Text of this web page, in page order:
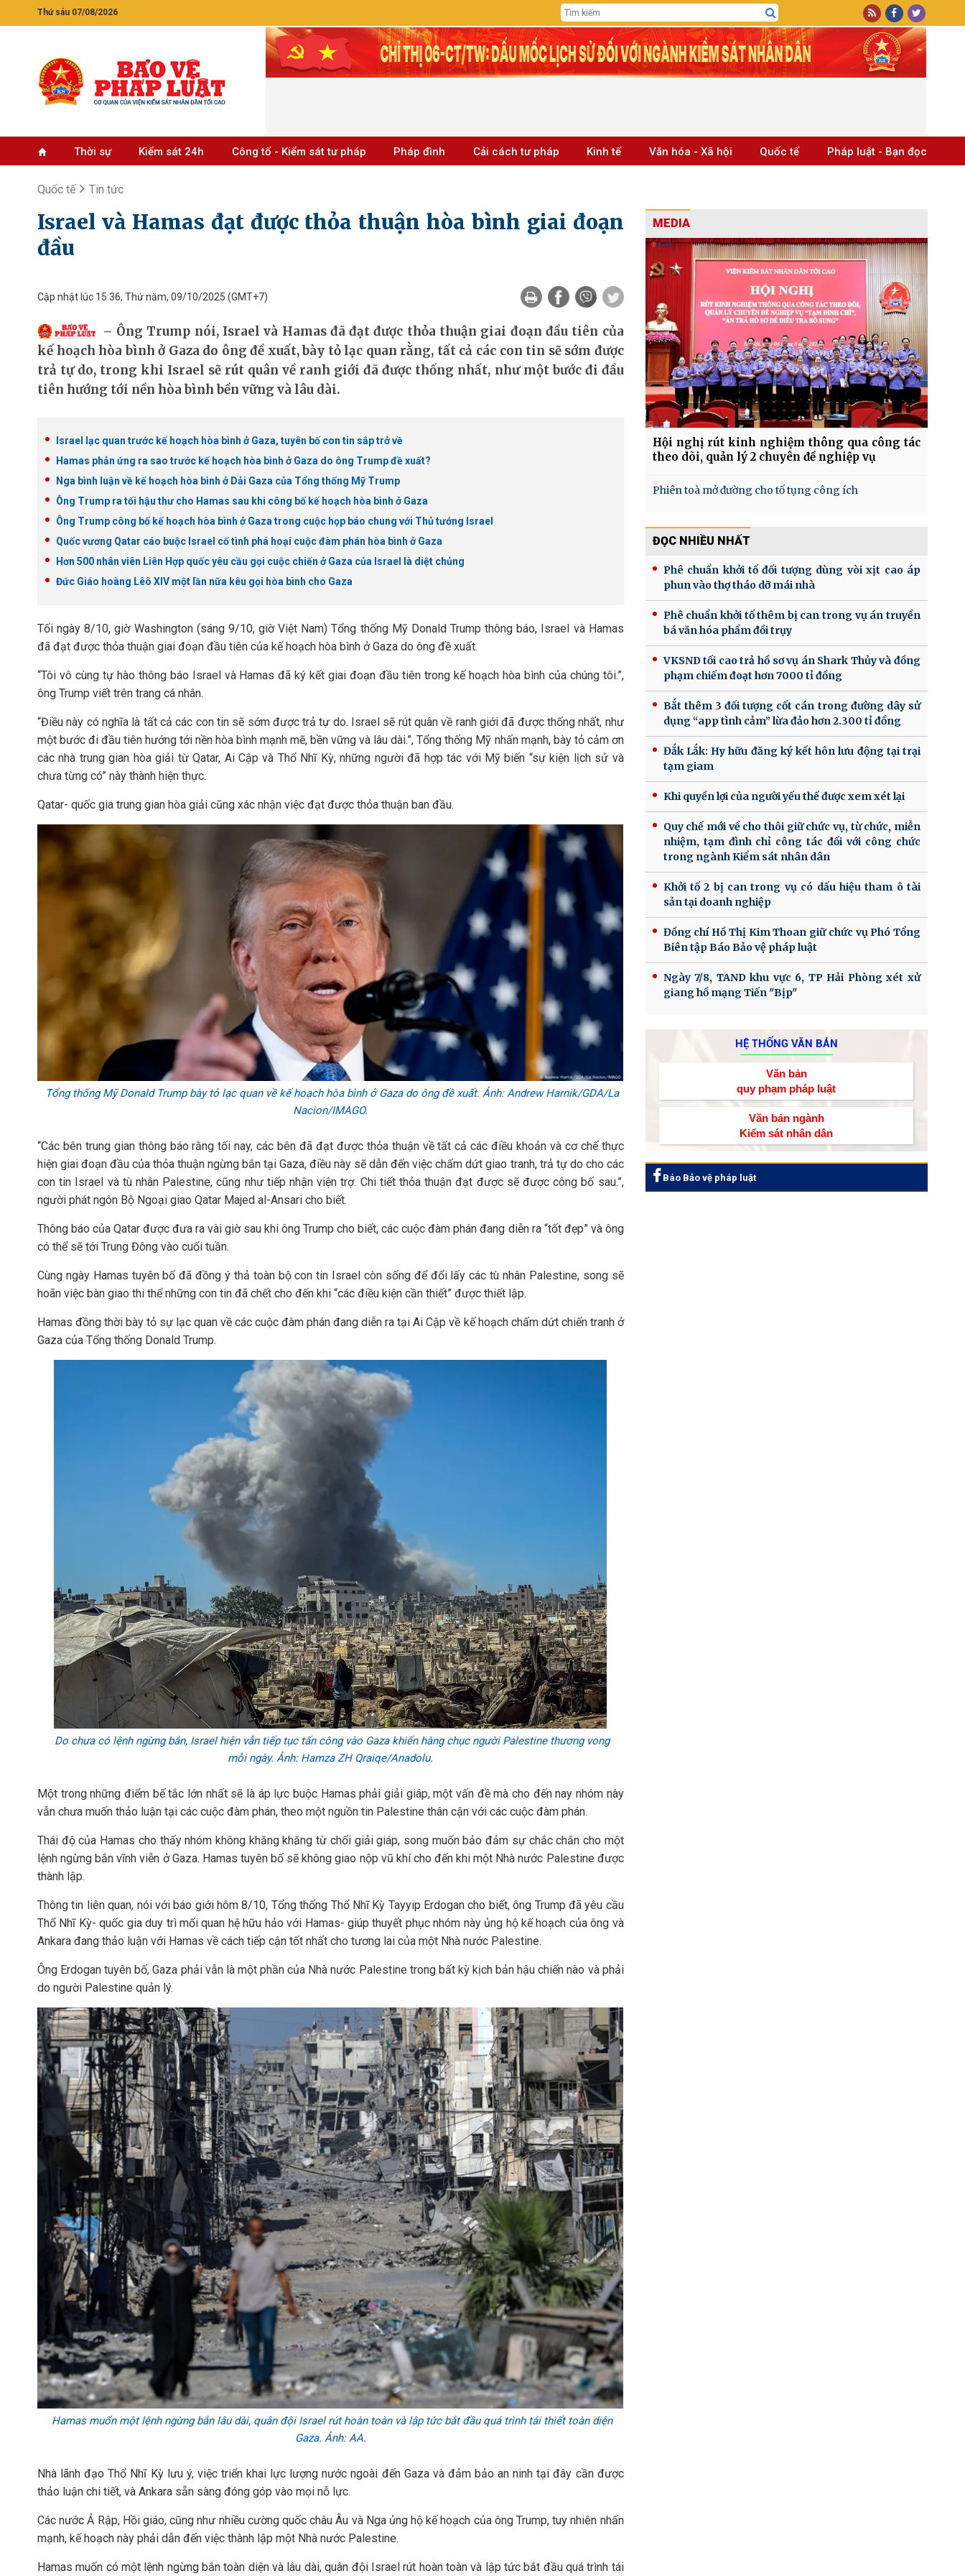
Thứ sáu 07/08/2026
Thời sự Kiểm sát 24h Công tố - Kiểm sát tư pháp Pháp đình Cải cách tư pháp Kinh tế Văn hóa - Xã hội Quốc tế Pháp luật - Bạn đọc
Quốc tế Tin tức
Israel và Hamas đạt được thỏa thuận hòa bình giai đoạn
đầu
Cập nhật lúc 15:36, Thứ năm, 09/10/2025 (GMT+7)
Ông Trump nói, Israel và Hamas đã đạt được thỏa thuận giai đoạn đầu tiên của
kế hoạch hòa bình ở Gaza do ông đề xuất, bày tỏ lạc quan rằng, tất cả các con tin sẽ sớm được
trả tự do, trong khi Israel sẽ rút quân về ranh giới đã được thống nhất, như một bước đi đầu
tiên hướng tới nền hòa bình bền vững và lâu dài.
Israel lạc quan trước kế hoạch hòa bình ở Gaza, tuyên bố con tin sắp trở về
Hamas phản ứng ra sao trước kế hoạch hòa bình ở Gaza do ông Trump đề xuất?
Nga bình luận về kế hoạch hòa bình ở Dải Gaza của Tổng thống Mỹ Trump
Ông Trump ra tối hậu thư cho Hamas sau khi công bố kế hoạch hòa bình ở Gaza
Ông Trump công bố kế hoạch hòa bình ở Gaza trong cuộc họp báo chung với Thủ tướng Israel
Quốc vương Qatar cáo buộc Israel cố tình phá hoại cuộc đàm phán hòa bình ở Gaza
Hơn 500 nhân viên Liên Hợp quốc yêu cầu gọi cuộc chiến ở Gaza của Israel là diệt chủng
Đức Giáo hoàng Lêô XIV một lần nữa kêu gọi hòa bình cho Gaza
Tối ngày 8/10, giờ Washington (sáng 9/10, giờ Việt Nam) Tổng thống Mỹ Donald Trump thông báo, Israel và Hamas
đã đạt được thỏa thuận giai đoạn đầu tiên của kế hoạch hòa bình ở Gaza do ông đề xuất.
“Tôi vô cùng tự hào thông báo Israel và Hamas đã ký kết giai đoạn đầu tiên trong kế hoạch hòa bình của chúng tôi.”,
ông Trump viết trên trang cá nhân.
“Điều này có nghĩa là tất cả các con tin sẽ sớm được trả tự do. Israel sẽ rút quân về ranh giới đã được thống nhất, như
một bước đi đầu tiên hướng tới nền hòa bình mạnh mẽ, bền vững và lâu dài.”, Tổng thống Mỹ nhấn mạnh, bày tỏ cảm ơn
các nhà trung gian hòa giải từ Qatar, Ai Cập và Thổ Nhĩ Kỳ, những người đã hợp tác với Mỹ biến “sự kiện lịch sử và
chưa từng có” này thành hiện thực.
Qatar- quốc gia trung gian hòa giải cũng xác nhận việc đạt được thỏa thuận ban đầu.
Tổng thống Mỹ Donald Trump bày tỏ lạc quan về kế hoạch hòa bình ở Gaza do ông đề xuất. Ảnh: Andrew Harnik/GDA/La
Nacion/IMAGO.
“Các bên trung gian thông báo rằng tối nay, các bên đã đạt được thỏa thuận về tất cả các điều khoản và cơ chế thực
hiện giai đoạn đầu của thỏa thuận ngừng bắn tại Gaza, điều này sẽ dẫn đến việc chấm dứt giao tranh, trả tự do cho các
con tin Israel và tù nhân Palestine, cũng như tiếp nhận viện trợ. Chi tiết thỏa thuận đạt được sẽ được công bố sau.”,
người phát ngôn Bộ Ngoại giao Qatar Majed al-Ansari cho biết.
Thông báo của Qatar được đưa ra vài giờ sau khi ông Trump cho biết, các cuộc đàm phán đang diễn ra “tốt đẹp” và ông
có thể sẽ tới Trung Đông vào cuối tuần.
Cùng ngày Hamas tuyên bố đã đồng ý thả toàn bộ con tin Israel còn sống để đổi lấy các tù nhân Palestine, song sẽ
hoãn việc bàn giao thi thể những con tin đã chết cho đến khi “các điều kiện cần thiết” được thiết lập.
Hamas đồng thời bày tỏ sự lạc quan về các cuộc đàm phán đang diễn ra tại Ai Cập về kế hoạch chấm dứt chiến tranh ở
Gaza của Tổng thống Donald Trump.
Do chưa có lệnh ngừng bắn, Israel hiện vẫn tiếp tục tấn công vào Gaza khiến hàng chục người Palestine thương vong
mỗi ngày. Ảnh: Hamza ZH Qraiqe/Anadolu.
Một trong những điểm bế tắc lớn nhất sẽ là áp lực buộc Hamas phải giải giáp, một vấn đề mà cho đến nay nhóm này
vẫn chưa muốn thảo luận tại các cuộc đàm phán, theo một nguồn tin Palestine thân cận với các cuộc đàm phán.
Thái độ của Hamas cho thấy nhóm không khăng khăng từ chối giải giáp, song muốn bảo đảm sự chắc chắn cho một
lệnh ngừng bắn vĩnh viễn ở Gaza. Hamas tuyên bố sẽ không giao nộp vũ khí cho đến khi một Nhà nước Palestine được
thành lập.
Thông tin liên quan, nói với báo giới hôm 8/10, Tổng thống Thổ Nhĩ Kỳ Tayyip Erdogan cho biết, ông Trump đã yêu cầu
Thổ Nhĩ Kỳ- quốc gia duy trì mối quan hệ hữu hảo với Hamas- giúp thuyết phục nhóm này ủng hộ kế hoạch của ông và
Ankara đang thảo luận với Hamas về cách tiếp cận tốt nhất cho tương lai của một Nhà nước Palestine.
Ông Erdogan tuyên bố, Gaza phải vẫn là một phần của Nhà nước Palestine trong bất kỳ kịch bản hậu chiến nào và phải
do người Palestine quản lý.
Hamas muốn một lệnh ngừng bắn lâu dài, quân đội Israel rút hoàn toàn và lập tức bắt đầu quá trình tái thiết toàn diện
Gaza. Ảnh: AA.
Nhà lãnh đạo Thổ Nhĩ Kỳ lưu ý, việc triển khai lực lượng nước ngoài đến Gaza và đảm bảo an ninh tại đây cần được
thảo luận chi tiết, và Ankara sẵn sàng đóng góp vào mọi nỗ lực.
Các nước Ả Rập, Hồi giáo, cũng như nhiều cường quốc châu Âu và Nga ủng hộ kế hoạch của ông Trump, tuy nhiên nhấn
mạnh, kế hoạch này phải dẫn đến việc thành lập một Nhà nước Palestine.
Hamas muốn có một lệnh ngừng bắn toàn diện và lâu dài, quân đội Israel rút hoàn toàn và lập tức bắt đầu quá trình tái
MEDIA
Hội nghị rút kinh nghiệm thông qua công tác
theo dõi, quản lý 2 chuyên đề nghiệp vụ
Phiên toà mở đường cho tố tụng công ích
ĐỌC NHIỀU NHẤT
Phê chuẩn khởi tố đối tượng dùng vòi xịt cao áp
phun vào thợ tháo dỡ mái nhà
Phê chuẩn khởi tố thêm bị can trong vụ án truyền
bá văn hóa phẩm đồi trụy
VKSND tối cao trả hồ sơ vụ án Shark Thủy và đồng
phạm chiếm đoạt hơn 7000 tỉ đồng
Bắt thêm 3 đối tượng cốt cán trong đường dây sử
dụng “app tình cảm” lừa đảo hơn 2.300 tỉ đồng
Đắk Lắk: Hy hữu đăng ký kết hôn lưu động tại trại
tạm giam
Khi quyền lợi của người yếu thế được xem xét lại
Quy chế mới về cho thôi giữ chức vụ, từ chức, miễn
nhiệm, tạm đình chỉ công tác đối với công chức
trong ngành Kiểm sát nhân dân
Khởi tố 2 bị can trong vụ có dấu hiệu tham ô tài
sản tại doanh nghiệp
Đồng chí Hồ Thị Kim Thoan giữ chức vụ Phó Tổng
Biên tập Báo Bảo vệ pháp luật
Ngày 7/8, TAND khu vực 6, TP Hải Phòng xét xử
giang hồ mạng Tiến "Bịp"
HỆ THỐNG VĂN BẢN
Văn bản
quy phạm pháp luật
Văn bản ngành
Kiểm sát nhân dân
Báo Bảo vệ pháp luật